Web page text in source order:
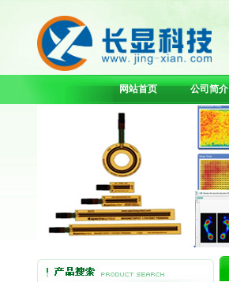
网站首页 公司简介